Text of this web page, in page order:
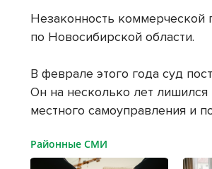
Незаконность
по Новосибирской области.
В феврале этого года суд
Он на несколько лет
местного самоуправления и
Районные СМИ